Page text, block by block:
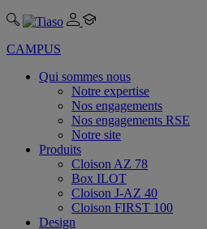
CAMPUS
Qui sommes nous
Notre expertise
Nos engagements
Nos engagements RSE
Notre site
Produits
Cloison AZ 78
Box ILOT
Cloison J-AZ 40
Cloison FIRST 100
Design